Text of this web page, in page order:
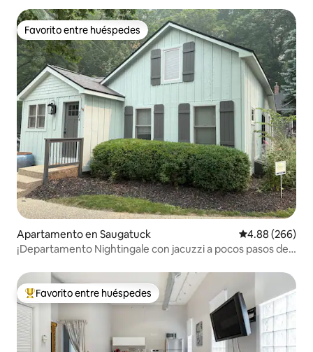
Favorito entre huéspedes
Favorito entre huéspedes
Apartamento en Saugatuck Calificación
4.88 (266)
¡Departamento Nightingale con jacuzzi a pocos pasos de
Favorito entre huéspedes preferido
Favorito entre huéspedes